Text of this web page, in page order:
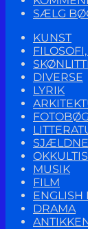
SÆLG
KUNST
DIVERSE
LYRIK
MUSIK
FILM
ENGLISH
DRAMA